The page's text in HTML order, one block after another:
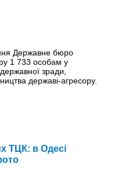
Державне бюро
1 733 особам у
зради,
державі-агресору.
ТЦК: в Одесі